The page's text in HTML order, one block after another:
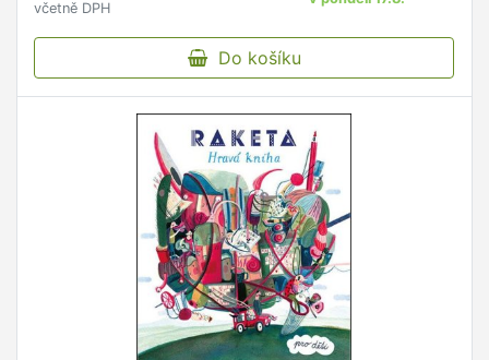
včetně DPH
Do košíku